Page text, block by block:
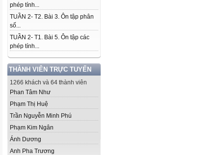
phép tính...
TUẦN 2- T2. Bài 3. Ôn tập phân
số...
TUẦN 2- T1. Bài 5. Ôn tập các
phép tính...
THÀNH VIÊN TRỰC TUYẾN
1266 khách và 64 thành viên
Phan Tâm Như
Phạm Thị Huệ
Trần Nguyễn Minh Phú
Phạm Kim Ngân
Ánh Dương
Anh Pha Trương